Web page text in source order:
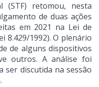
(STF) retomou, nesta
de duas ações
em 2021 na Lei de
8.429/1992). O plenário
de alguns dispositivos
outros. A análise foi
discutida na sessão